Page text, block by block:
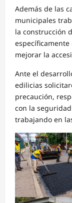
Además de las
municipales
la construcción
mejorar la
Ante el
edilicias
precaución,
con la
trabajando en